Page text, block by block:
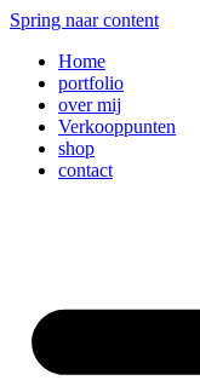
Spring naar content
Home
portfolio
over mij
Verkooppunten
shop
contact